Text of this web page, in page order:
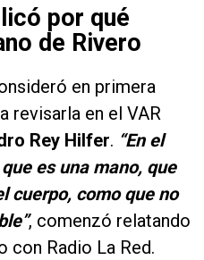
por qué
de Rivero
en primera
revisarla en el VAR
Rey Hilfer. “En el
es una mano, que
cuerpo, como que no
, comenzó relatando
con Radio La Red.